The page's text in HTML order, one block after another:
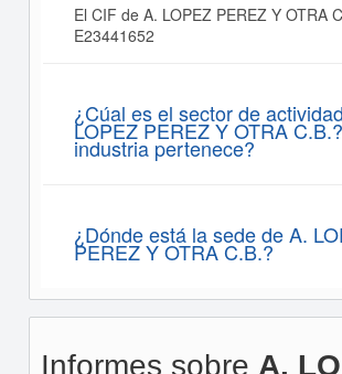
El CIF de A. LOPEZ PEREZ Y OTRA
E23441652
¿Cúal es el sector de
LOPEZ PEREZ Y OTRA
industria pertenece?
¿Dónde está la sede de A.
PEREZ Y OTRA C.B.?
Informes sobre A.